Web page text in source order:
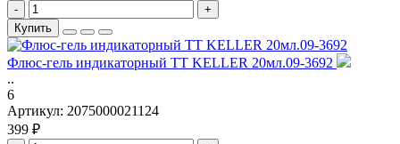
-
+
Купить
Флюс-гель индикаторный TT KELLER 20мл.09-3692
..
6
Артикул: 2075000021124
399 ₽